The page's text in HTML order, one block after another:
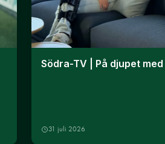
Södra-TV | På djupet
31 juli 2026